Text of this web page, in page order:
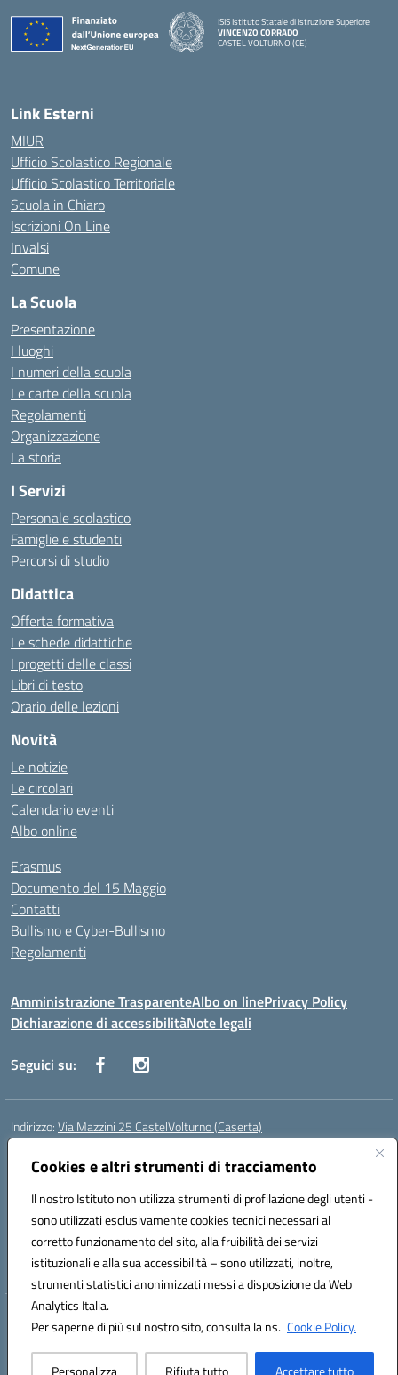
Cookies e altri strumenti di tracciamento
Il nostro Istituto non utilizza strumenti di profilazione degli utenti -
sono utilizzati esclusivamente cookies tecnici necessari al
corretto funzionamento del sito, alla fruibilità dei servizi
istituzionali e alla sua accessibilità – sono utilizzati, inoltre,
strumenti statistici anonimizzati messi a disposizione da Web
Analytics Italia.
Per saperne di più sul nostro sito, consulta la ns. Cookie Policy.
Personalizza Rifiuta tutto Accettare tutto
ISIS Istituto Statale di Istruzione Superiore
VINCENZO CORRADO
CASTEL VOLTURNO (CE)
Link Esterni
MIUR
Ufficio Scolastico Regionale
Ufficio Scolastico Territoriale
Scuola in Chiaro
Iscrizioni On Line
Invalsi
Comune
La Scuola
Presentazione
I luoghi
I numeri della scuola
Le carte della scuola
Regolamenti
Organizzazione
La storia
I Servizi
Personale scolastico
Famiglie e studenti
Percorsi di studio
Didattica
Offerta formativa
Le schede didattiche
I progetti delle classi
Libri di testo
Orario delle lezioni
Novità
Le notizie
Le circolari
Calendario eventi
Albo online
Erasmus
Documento del 15 Maggio
Contatti
Bullismo e Cyber-Bullismo
Regolamenti
Amministrazione TrasparenteAlbo on linePrivacy Policy
Dichiarazione di accessibilitàNote legali
Seguici su:
Indirizzo:Via Mazzini 25 CastelVolturno (Caserta)
Centralino:
Posta elettronica certificata (PEC):ceis014005@pec.istruzione.it
Codice fiscale: 93063510619
Codice meccanografico:CEIS014005
Codice Indice delle Pubbliche Amministrazioni (IPA): istsc_ceis014005
Codice unico di fatturazione (CUF): UOU8EW
Hosting & Powered by 3D Solution S.r.l.
Concept & Design by Designers Italia